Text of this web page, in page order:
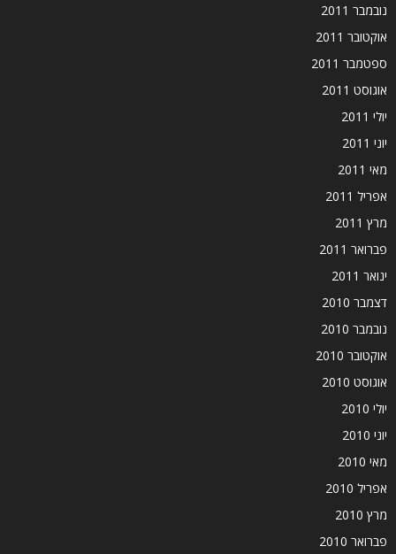
נובמבר 2011
אוקטובר 2011
ספטמבר 2011
אוגוסט 2011
יולי 2011
יוני 2011
מאי 2011
אפריל 2011
מרץ 2011
פברואר 2011
ינואר 2011
דצמבר 2010
נובמבר 2010
אוקטובר 2010
אוגוסט 2010
יולי 2010
יוני 2010
מאי 2010
אפריל 2010
מרץ 2010
פברואר 2010